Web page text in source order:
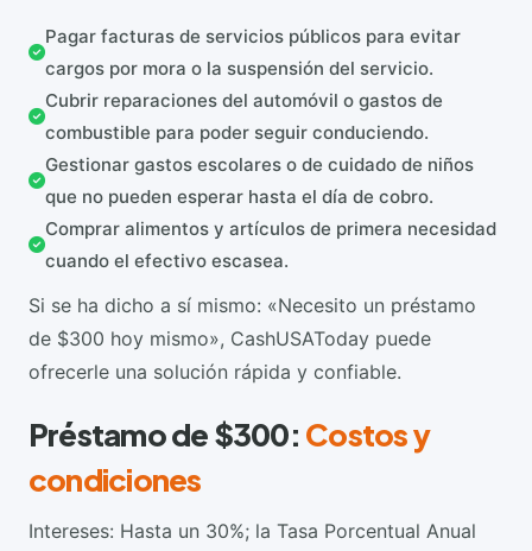
Pagar facturas de servicios públicos para evitar
cargos por mora o la suspensión del servicio.
Cubrir reparaciones del automóvil o gastos de
combustible para poder seguir conduciendo.
Gestionar gastos escolares o de cuidado de niños
que no pueden esperar hasta el día de cobro.
Comprar alimentos y artículos de primera necesidad
cuando el efectivo escasea.
Si se ha dicho a sí mismo: «Necesito un préstamo
de $300 hoy mismo», CashUSAToday puede
ofrecerle una solución rápida y confiable.
Préstamo de $300: Costos y
condiciones
Intereses: Hasta un 30%; la Tasa Porcentual Anual